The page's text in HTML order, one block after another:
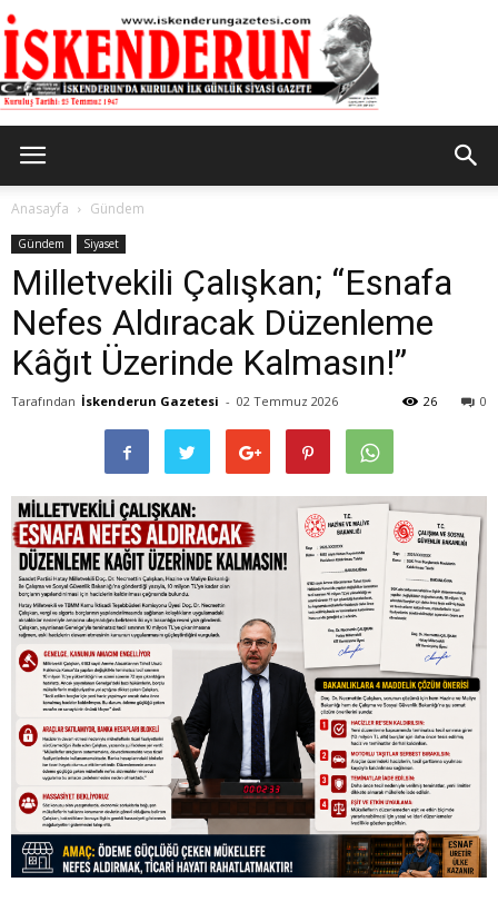
Gazetesi
Anasayfa Gündem
Gündem Siyaset
Milletvekili Çalışkan; “Esnafa
Nefes Aldıracak Düzenleme
Kâğıt Üzerinde Kalmasın!”
Tarafından İskenderun Gazetesi - 02 Temmuz 2026 0
26